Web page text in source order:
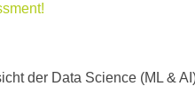
der Data Science (ML &